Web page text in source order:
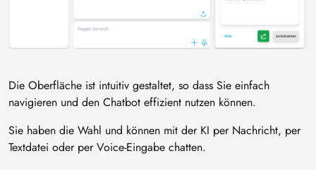
Die Oberfläche ist intuitiv gestaltet, so dass Sie einfach
navigieren und den Chatbot effizient nutzen können.
Sie haben die Wahl und können mit der KI per Nachricht, per
Textdatei oder per Voice-Eingabe chatten.